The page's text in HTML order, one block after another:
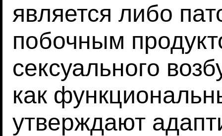
является либо
побочным
сексуального
как
утверждают